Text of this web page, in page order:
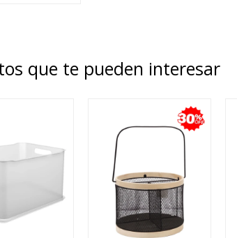
que te pueden interesar